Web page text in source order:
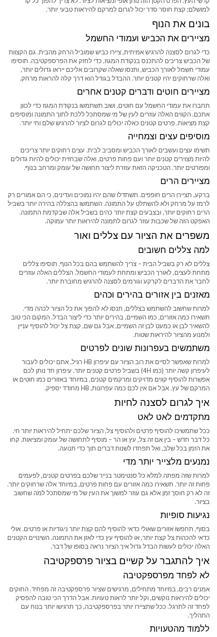
למושלם; קצת חוסר סדר יכול לגרום למרקם להיראות טבעי יותר.
בונים את הנוף
מציירים את הכביש ועמודי החשמל
כדי לגרום לסצנה להרגיש אמיתית, ציירו כביש שמוביל הרחק מהבית. גם הקצוות
של הכביש צריכים להתכנס בנקודת המגוז, כדי לחזק את הפרספקטיבה. תוסיפו
עמודי חשמל לאורך הכביש, ותנסו שאלה שקרובים אליכם ייראו גדולים יותר,
ואלה שרחוקים יהיו קטנים יותר. ההבדל בגודל הוא דרך קלה להראות מרחק.
מציירים חוטים ודברים קטנים אחרים
תחברו את עמודי החשמל עם חוטים, ושוב תשתמשו בנקודת המגוז כדי לכוון
אתכם. הקווים האלה עוזרים לעין של מי שמסתכל ללכת לתוך התמונה ומוסיפים
קצת מציאות. פרטים קטנים כאלה יכולים לגרום לציור להרגיש שלם וחי יותר.
מוסיפים עצים וצמחייה
תשימו עצים ועשבים לאורך הכביש ומסביב לבית. עצים רחוקים יותר צריכים
להיות מצוירים קטנים יותר ועם פחות פרטים, ואלה שבחזית יכולים להיות גדולים
ומפורטים יותר. הטכניקה הזאת עוזרת ליצור תחושה של עומק ומרחב בנוף.
מציירים הרים
ברקע, תציירו הרים חופפים. תשתדלו שהם יהיו נמוכים ועדינים, כי הם אמורים רק
לרמז על מרחק ולא להשתלט על התמונה. השתמשו בהצללה בהירה יותר בשביל
הרים רחוקים יותר, ובצבעים קצת יותר כהים בשביל אלה שבקדמת התמונה.
האפקט הזה של שכבות עוזר לגרום לתמונה להיראות יותר עמוקה.
משפרים את הציור עם צללים ואור
למה צללים חשובים
צללים לא רק בשביל הבית – צריך להשתמש בהם בכל הנוף. תוסיפו צללים
מתחת לעצים, לאורך הכביש ומתחת לעמודי החשמל. הצללים האלה עוזרים
לחבר את הדברים לקרקע וגורמים לסצנה להרגיש מחוברת יותר.
מאזנים בין אזורים בהירים וכהים
למרות שחשוב להשתמש בצללים, תנסו לא להפוך את כל הציור לכהה מדי.
תשאירו כמה אזורים, כמו השמיים, בהירים יותר כדי ליצור הבדל. המקום הכי טוב
להשאיר לבן או כמעט לבן זה השמיים, אבל גם שם, קצת צל יכול להוסיף עניין
ולמנוע מהציור להיראות שטוח.
משתמשים בעפרונות שונים לפרטים
למרות שאפשר לסיים את רוב הציור עם עיפרון HB רגיל, אתם יכולים לעבור
לעיפרון קשה יותר (כמו 4H) בשביל פרטים קטנים יותר. עיפרון חד נותן לכם
אפשרות להוסיף קווים מדויקים ומרקמים קטנים, במיוחד באזורים כמו חוטים או
המרקם של עץ. אבל אם אין לכם כמה עפרונות, HB מחודד יספיק.
איך לגרום לסצנה לחיות
מתקדמים לאט לאט
ככל שתמשיכו להוסיף פרטים ולהוסיף צל, הציור שלכם יתחיל להיראות יותר חי.
כל דבר חדש – בין אם זה צל, עץ או הר – מוסיף לתחושה של עומק ומציאות. קחו
את הזמן בכל שלב, ואל תפחדו לשנות דברים תוך כדי תנועה.
נמנעים מלצייר יותר מדי
למרות שזה מפתה למלא כל סנטימטר בנייר שלכם בפרטים קטנים, לפעמים
פחות זה יותר. תשאירו כמה אזורים עם פחות פרטים, במיוחד אלה שרחוקים יותר.
זה לא רק חוסך זמן אלא גם עוזר למשוך את העין של מי שמסתכל למה שחשוב
בציור.
נגיעות סופיות
בסוף, תחפשו אזורים שאולי כדאי להוסיף להם קצת יותר ניגודיות או פרטים. אולי
כדאי להכהות צל קצת יותר, או להוסיף עץ כדי לאזן את התמונה. השינויים הקטנים
האלה יכולים לעשות הבדל גדול איך הציור נראה בסופו של דבר.
איך להתגבר על קשיים בציור פרספקטיבה
לא לפחד מפרספקטיבה
אמנים רבים, במיוחד מתחילים, מרגישים שציור פרספקטיבה זה מפחיד. החוקים
יכולים להיראות נוקשים, וקל יותר לראות טעויות. אבל הדרך הכי טובה להפסיק
לפחד זה לתרגל. ככל שתציירו יותר בפרספקטיבה, כך תרגישו יותר בנוח עם
התהליך.
ללמוד מהטעויות